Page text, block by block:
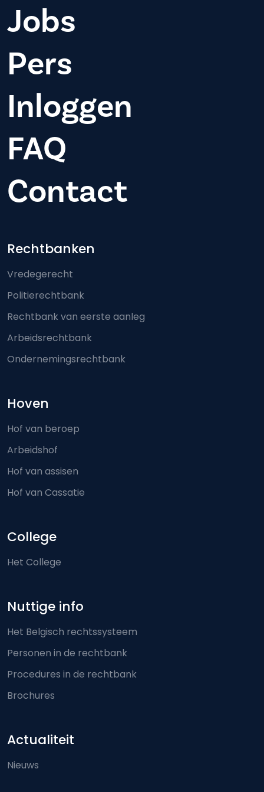
Jobs
Pers
Inloggen
FAQ
Contact
Footer-menu
Rechtbanken
Vredegerecht
Politierechtbank
Rechtbank van eerste aanleg
Arbeidsrechtbank
Ondernemingsrechtbank
Hoven
Hof van beroep
Arbeidshof
Hof van assisen
Hof van Cassatie
College
Het College
Nuttige info
Het Belgisch rechtssysteem
Personen in de rechtbank
Procedures in de rechtbank
Brochures
Actualiteit
Nieuws